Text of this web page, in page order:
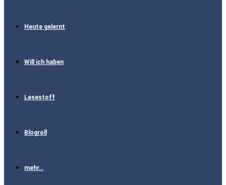
Heute gelernt
Will ich haben
Lesestoff
Blogroll
mehr…